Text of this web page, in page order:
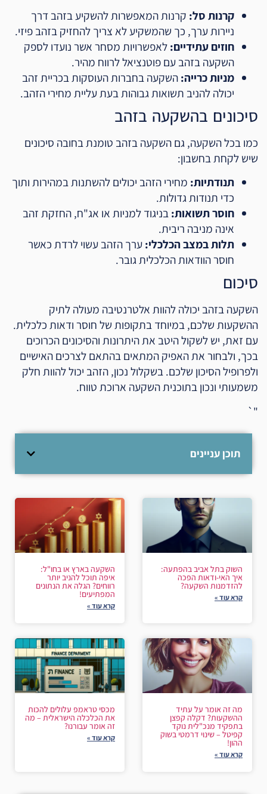
קרנות סל: קרנות המאפשרות להשקיע בזהב דרך
ניירות ערך, כך שהמשקיע לא צריך להחזיק בזהב פיזי.
חוזים עתידיים:לאפשרויות מסחר אשר נועדו לספק
השקעה בזהב עם פוטנציאל לרווח מהיר.
מניות כרייה:השקעה בחברות העוסקות בכריית זהב
יכולה להניב תשואות גבוהות בעת עליית מחירי הזהב.
סיכונים בהשקעה בזהב
כמו בכל השקעה, גם השקעה בזהב טומנת בחובה סיכונים
שיש לקחת בחשבון:
תנודתיות: מחירי הזהב יכולים להשתנות במהירות ותוך
כדי תנודות גדולות.
חוסר תשואות:בניגוד למניות או אג"ח, החזקת זהב
אינה מניבה ריבית.
תלות במצב הכלכלי:ערך הזהב עשוי לרדת כאשר
חוסר הוודאות הכלכלית גובר.
סיכום
השקעה בזהב יכולה להוות אלטרנטיבה מעולה לתיק
ההשקעות שלכם, במיוחד בתקופות של חוסר ודאות כלכלית.
עם זאת, יש לשקול היטב את היתרונות והסיכונים הכרוכים
בכך, ולבחור את האפיק המתאים בהתאם לצרכים האישיים
ולפרופיל הסיכון שלכם. בשקלול נכון, הזהב יכול להוות חלק
משמעותי ונכון בתוכנית השקעה ארוכת טווח.
"`
תוכן עניינים
השוק בתל אביב בהפתעה:
איך האי-ודאות הפכה
להזדמנות השקעה?
קרא עוד »
השקעה בארץ או בחו"ל:
איפה תוכל להניב יותר
רווחים? הגלה את הנתונים
המפתיעים!
קרא עוד »
מה זה אומר על עתיד
ההשקעות? דקלה קפצן
בתפקיד מנכ"לית נוקד
קפיטל – שינוי דרמטי בשוק
ההון!
קרא עוד »
מכסי טראמפ עלולים להכות
את הכלכלה הישראלית – מה
זה אומר עבורנו?
קרא עוד »